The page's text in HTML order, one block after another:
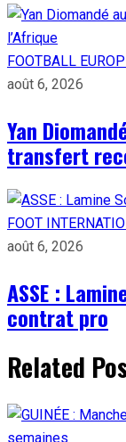
FOOTBALL
août 6, 2026
Yan
transfert
FOOT
août 6, 2026
ASSE :
contrat pro
Related